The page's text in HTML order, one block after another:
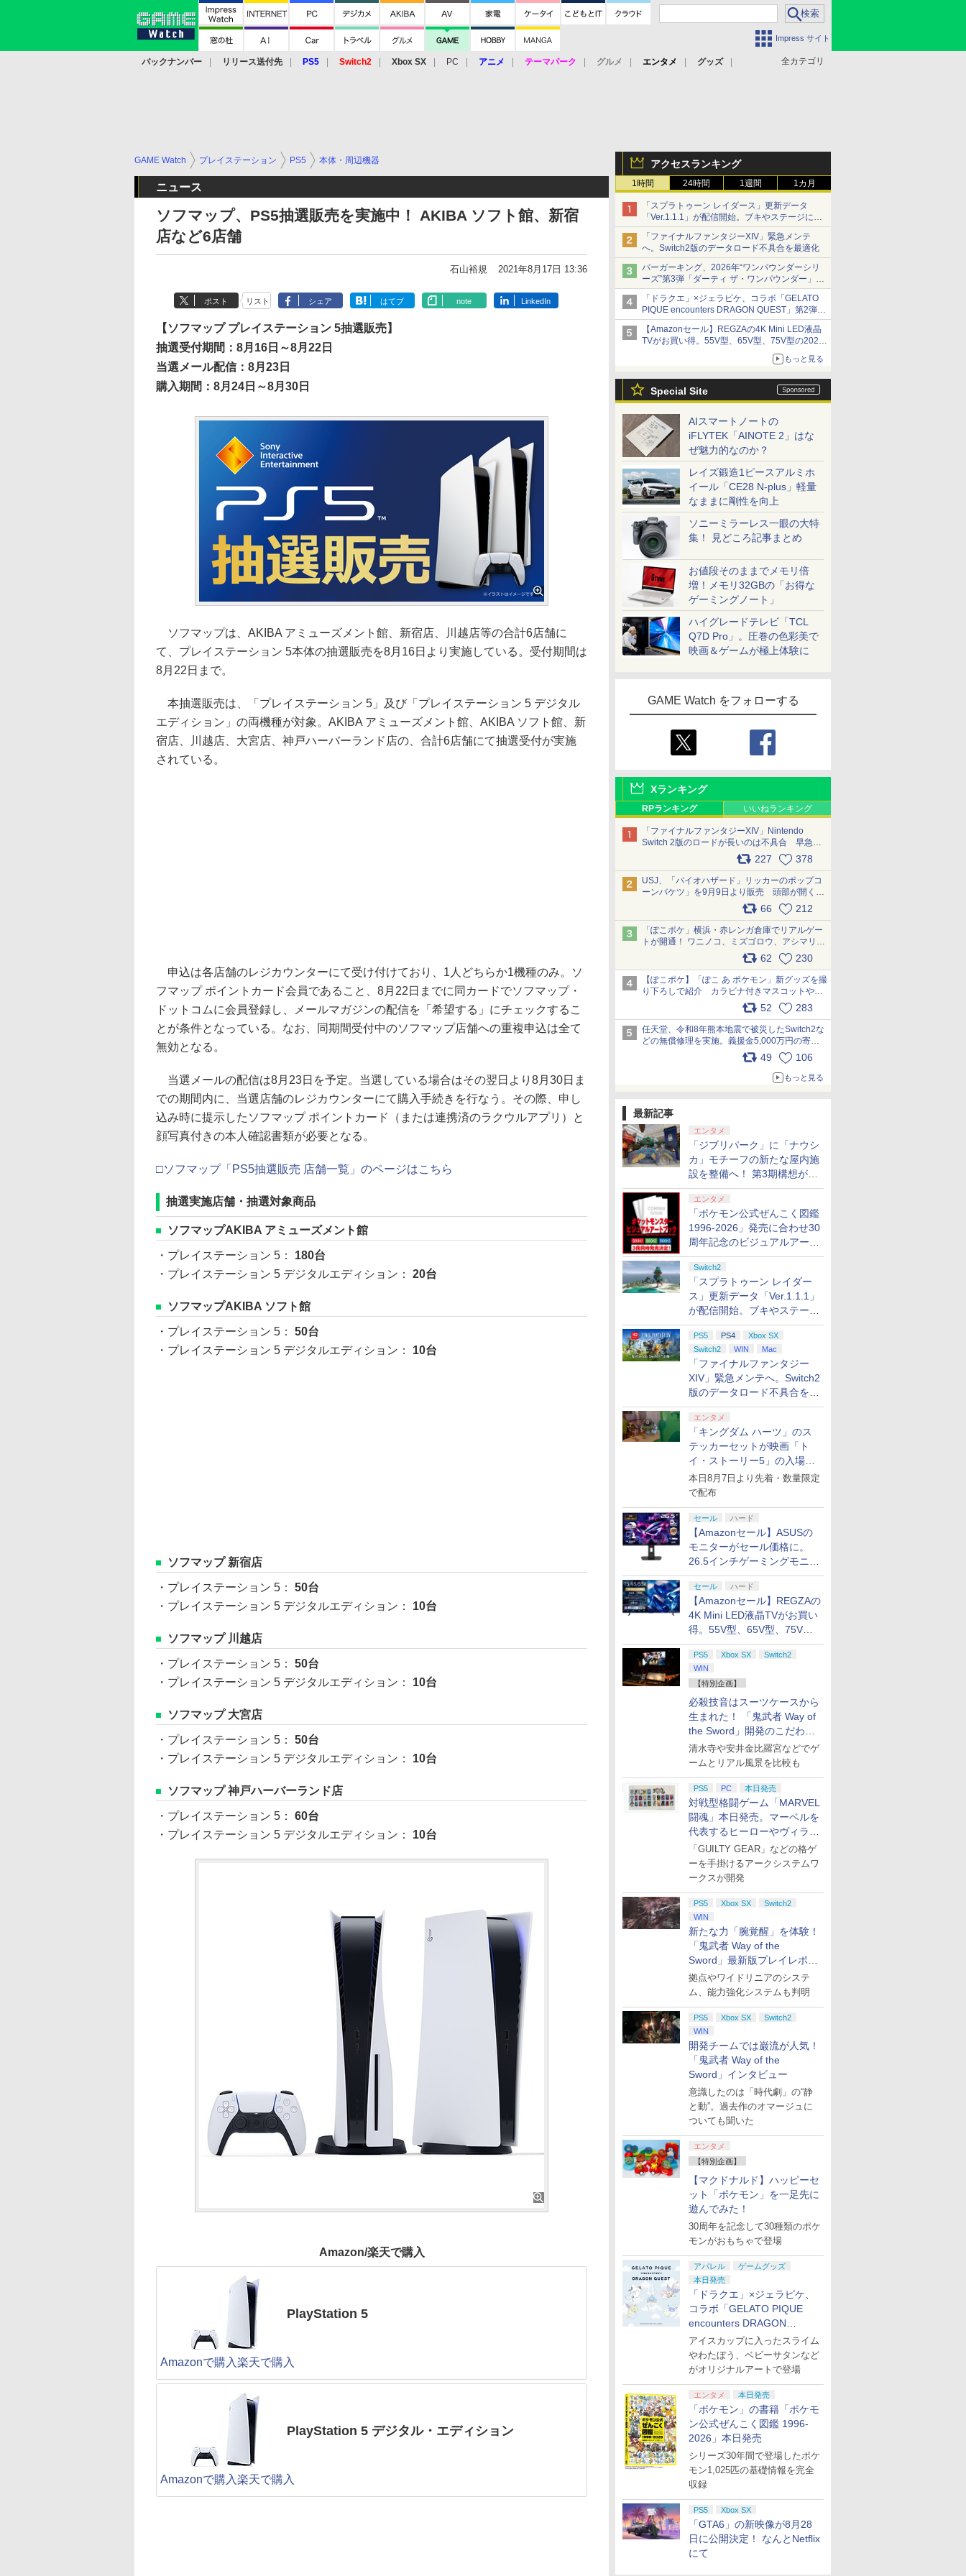
Impress サイト
全カテゴリ
バックナンバー リリース送付先 PS5 Switch2 Xbox SX PC アニメ テーマパーク グルメ エンタメ
グッズ
アクセスランキング
1時間 24時間 1週間 1カ月
「スプラトゥーン レイダース」更新データ
「Ver.1.1.1」が配信開始。ブキやステージに関
する不具合を修正
「ファイナルファンタジーXIV」緊急メンテ
へ。Switch2版のデータロード不具合を最適化
バーガーキング、2026年“ワンパウンダーシリ
ーズ”第3弾「ダーティ ザ・ワンパウンダー」を
8月7日発売
「特製ガーリックマヨソース」を使用した超大
型チーズバーガー
「ドラクエ」×ジェラピケ、コラボ「GELATO
PIQUE encounters DRAGON QUEST」第2弾が
本日発売
アイスカップに入ったスライムやわたぼう、ベ
ビーサタンなどがオリジナルアートで登場
【Amazonセール】REGZAの4K Mini LED液晶
TVがお買い得。55V型、65V型、75V型の2026
もっと見る
Special Site
AIスマートノートの
iFLYTEK「AINOTE 2」はな
ぜ魅力的なのか？
レイズ鍛造1ピースアルミホ
イール「CE28 N-plus」軽量
なままに剛性を向上
ソニーミラーレス一眼の大特
集！ 見どころ記事まとめ
お値段そのままでメモリ倍
増！メモリ32GBの「お得な
ゲーミングノート」
ハイグレードテレビ「TCL
Q7D Pro」。圧巻の色彩美で
映画＆ゲームが極上体験に
GAME Watch をフォローする
Xランキング
RPランキング いいねランキング
「ファイナルファンタジーXIV」Nintendo
Switch 2版のロードが長いのは不具合 早急に
アップデートできるよう対応中227 378
USJ、「バイオハザード」リッカーのポップコ
ーンバケツ」を9月9日より販売 頭部が開く仕
組み。味は恐怖を堪のう「味噌フレーバー」
66 212
「ぽこポケ」横浜・赤レンガ倉庫でリアルゲー
トが開通！ ワニノコ、ミズゴロウ、アシマリ登
場シーンをレポート pic.x.com/LDgEByVl6D
62 230
【ぽこポケ】「ぽこ あ ポケモン」新グッズを撮
り下ろしで紹介 カラビナ付きマスコットやス
52 283
任天堂、令和8年熊本地震で被災したSwitch2な
どの無償修理を実施。義援金5,000万円の寄付
も発表 pic.x.com/BAYsMfUfUC
49 106
もっと見る
最新記事
エンタメ
「ジブリパーク」に「ナウシ
カ」モチーフの新たな屋内施
設を整備へ！ 第3期構想が公
開
エンタメ
「ポケモン公式ぜんこく図鑑
1996-2026」発売に合わせ30
周年記念のビジュアルアート
ブック3冊同時発売が決定
Switch2
「スプラトゥーン レイダー
ス」更新データ「Ver.1.1.1」
が配信開始。ブキやステージ
に関する不具合を修正
PS5 PS4
Xbox SX
Switch2
WIN Mac
「ファイナルファンタジー
XIV」緊急メンテへ。Switch2
版のデータロード不具合を最
適化
エンタメ
「キングダム ハーツ」のス
テッカーセットが映画「ト
イ・ストーリー5」の入場特
典として配布決定！
本日8月7日より先着・数量限定
で配布
セール ハード
【Amazonセール】ASUSの
モニターがセール価格に。
26.5インチゲーミングモニタ
ー「ROG Strix OLED
XG27ACDMS」限定モデルも
お買い得
セール ハード
【Amazonセール】REGZAの
4K Mini LED液晶TVがお買い
得。55V型、65V型、75V型
の2026年モデルがラインナ
ップ
PS5 Xbox SX
Switch2
WIN
【特別企画】
必殺技音はスーツケースから
生まれた！ 「鬼武者 Way of
the Sword」開発のこだわり
を目撃！
清水寺や安井金比羅宮などでゲ
ームとリアル風景を比較も
PS5 PC 本日発売
対戦型格闘ゲーム「MARVEL
闘魂」本日発売。マーベルを
代表するヒーローやヴィラン
たちが登場
「GUILTY GEAR」などの格ゲ
ーを手掛けるアークシステムワ
ークスが開発
PS5 Xbox SX
Switch2
WIN
新たな力「腕覚醒」を体験！
「鬼武者 Way of the
Sword」最新版プレイレポー
ト
拠点やワイドリニアのシステ
ム、能力強化システムも判明
PS5 Xbox SX
Switch2
WIN
開発チームでは巌流が人気！
「鬼武者 Way of the
Sword」インタビュー
意識したのは「時代劇」の“静
と動”。過去作のオマージュに
ついても聞いた
エンタメ
【特別企画】
【マクドナルド】ハッピーセ
ット「ポケモン」を一足先に
遊んでみた！
30周年を記念して30種類のポケ
モンがおもちゃで登場
アパレル
ゲームグッズ
本日発売
「ドラクエ」×ジェラピケ、
コラボ「GELATO PIQUE
encounters DRAGON
QUEST」第2弾が本日発売
アイスカップに入ったスライム
やわたぼう、ベビーサタンなど
がオリジナルアートで登場
エンタメ 本日発売
「ポケモン」の書籍「ポケモ
ン公式ぜんこく図鑑 1996-
2026」本日発売
シリーズ30年間で登場したポケ
モン1,025匹の基礎情報を完全
収録
PS5 Xbox SX
「GTA6」の新映像が8月28
日に公開決定！ なんとNetflix
にて
GAME Watch プレイステーション PS5 本体・周辺機器
ニュース
ソフマップ、PS5抽選販売を実施中！ AKIBA ソフト館、新宿
店など6店舗
石山裕規 2021年8月17日 13:36
ポスト リスト シェア はてブ note LinkedIn
【ソフマップ プレイステーション 5抽選販売】
抽選受付期間：8月16日～8月22日
当選メール配信：8月23日
購入期間：8月24日～8月30日
ソフマップは、AKIBA アミューズメント館、新宿店、川越店等の合計6店舗に
て、プレイステーション 5本体の抽選販売を8月16日より実施している。受付期間は
8月22日まで。
本抽選販売は、「プレイステーション 5」及び「プレイステーション 5 デジタル
エディション」の両機種が対象。AKIBA アミューズメント館、AKIBA ソフト館、新
宿店、川越店、大宮店、神戸ハーバーランド店の、合計6店舗にて抽選受付が実施
されている。
申込は各店舗のレジカウンターにて受け付けており、1人どちらか1機種のみ。ソ
フマップ ポイントカード会員であること、8月22日までに同カードでソフマップ・
ドットコムに会員登録し、メールマガジンの配信を「希望する」にチェックするこ
とが条件となっている。なお、同期間受付中のソフマップ店舗への重複申込は全て
無効となる。
当選メールの配信は8月23日を予定。当選している場合はその翌日より8月30日ま
での期間内に、当選店舗のレジカウンターにて購入手続きを行なう。その際、申し
込み時に提示したソフマップ ポイントカード（または連携済のラクウルアプリ）と
顔写真付きの本人確認書類が必要となる。
□ソフマップ「PS5抽選販売 店舗一覧」のページはこちら
抽選実施店舗・抽選対象商品
ソフマップAKIBA アミューズメント館
・プレイステーション 5：
180台
・プレイステーション 5 デジタルエディション：
20台
ソフマップAKIBA ソフト館
・プレイステーション 5：
50台
・プレイステーション 5 デジタルエディション：
10台
ソフマップ 新宿店
・プレイステーション 5：
50台
・プレイステーション 5 デジタルエディション：
10台
ソフマップ 川越店
・プレイステーション 5：
50台
・プレイステーション 5 デジタルエディション：
10台
ソフマップ 大宮店
・プレイステーション 5：
50台
・プレイステーション 5 デジタルエディション：
10台
ソフマップ 神戸ハーバーランド店
・プレイステーション 5：
60台
・プレイステーション 5 デジタルエディション：
10台
Amazon/楽天で購入
PlayStation 5
Amazonで購入楽天で購入
PlayStation 5 デジタル・エディション
Amazonで購入楽天で購入